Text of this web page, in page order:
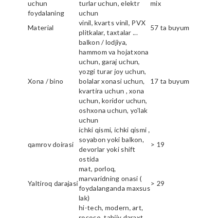
uchun
foydalaning
turlar uchun, elektr
uchun
mix
Material
vinil, kvarts vinil, PVX
plitkalar, taxtalar ...
57 ta buyum
Xona / bino
balkon / lodjiya,
hammom va hojatxona
uchun, garaj uchun,
yozgi turar joy uchun,
bolalar xonasi uchun,
kvartira uchun , xona
uchun, koridor uchun,
oshxona uchun, yo'lak
uchun
17 ta buyum
qamrov doirasi
ichki qismi, ichki qismi ,
soyabon yoki balkon,
devorlar yoki shift
ostida
> 19
Yaltiroq darajasi
mat, porloq,
marvaridning onasi (
foydalanganda maxsus
lak)
> 29
hi-tech, modern, art,